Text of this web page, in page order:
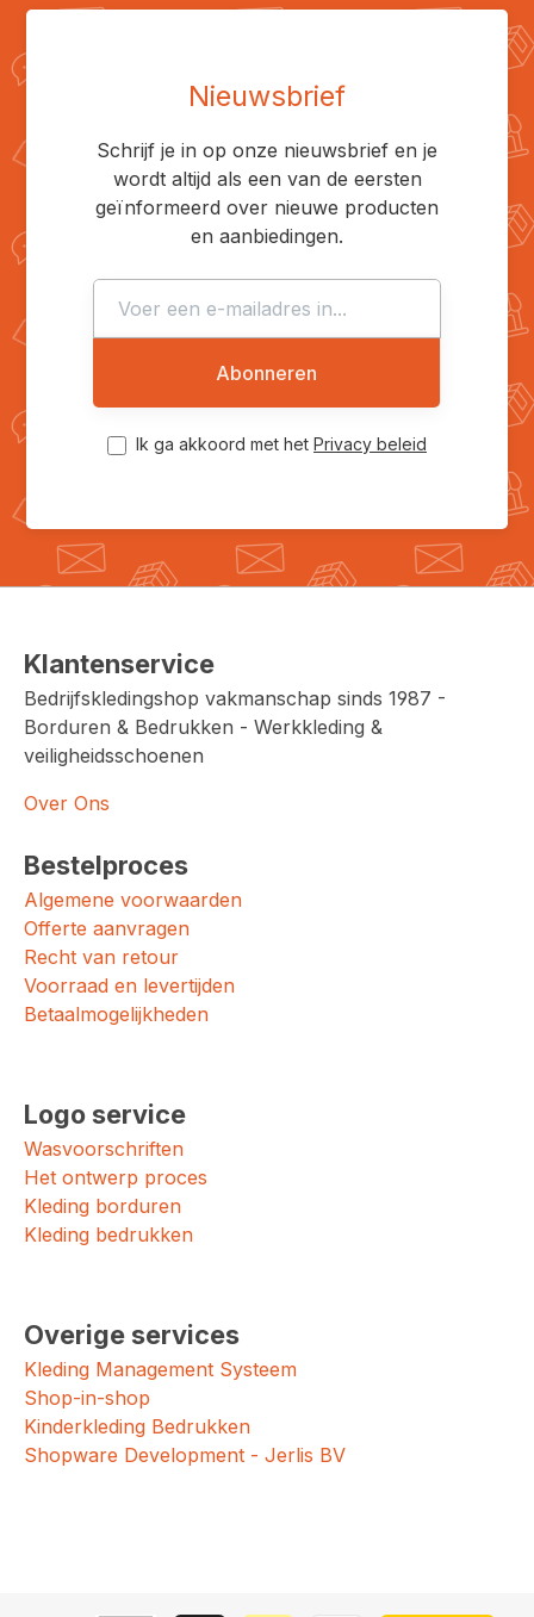
Nieuwsbrief
Schrijf je in op onze nieuwsbrief en je
wordt altijd als een van de eersten
geïnformeerd over nieuwe producten
en aanbiedingen.
Abonneren
Ik ga akkoord met het Privacy beleid
Klantenservice
Bedrijfskledingshop vakmanschap sinds 1987 -
Borduren & Bedrukken - Werkkleding &
veiligheidsschoenen
Over Ons
Bestelproces
Algemene voorwaarden
Offerte aanvragen
Recht van retour
Voorraad en levertijden
Betaalmogelijkheden
Logo service
Wasvoorschriften
Het ontwerp proces
Kleding borduren
Kleding bedrukken
Overige services
Kleding Management Systeem
Shop-in-shop
Kinderkleding Bedrukken
Shopware Development - Jerlis BV